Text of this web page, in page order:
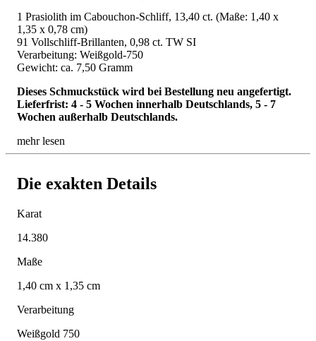
1 Prasiolith im Cabouchon-Schliff, 13,40 ct. (Maße: 1,40 x
1,35 x 0,78 cm)
91 Vollschliff-Brillanten, 0,98 ct. TW SI
Verarbeitung: Weißgold-750
Gewicht: ca. 7,50 Gramm
Dieses Schmuckstück wird bei Bestellung neu angefertigt.
Lieferfrist: 4 - 5 Wochen innerhalb Deutschlands, 5 - 7
Wochen außerhalb Deutschlands.
mehr lesen
Die exakten Details
Karat
14.380
Maße
1,40 cm x 1,35 cm
Verarbeitung
Weißgold 750